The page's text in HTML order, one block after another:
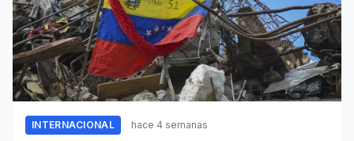
INTERNACIONAL hace 4 semanas